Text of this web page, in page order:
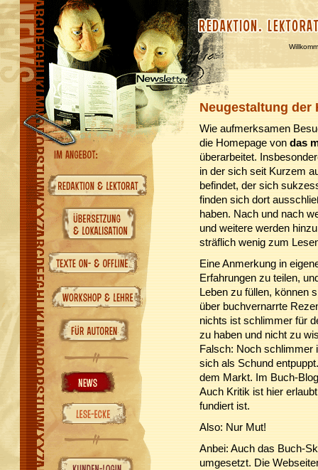
Neugestaltung der
Wie aufmerksamen
die Homepage von das
überarbeitet.
in der sich seit Kurzem
befindet, der sich
finden sich dort
haben. Nach und nach
und weitere werden
sträflich wenig zum
Eine Anmerkung in
Erfahrungen zu teilen,
Leben zu füllen, können
über buchvernarrte
nichts ist schlimmer für
zu haben und nicht zu
Falsch: Noch schlimmer
sich als Schund
dem Markt. Im Buch-
Auch Kritik ist hier
fundiert ist.
Also: Nur Mut!
Anbei: Auch das Buch-
umgesetzt. Die